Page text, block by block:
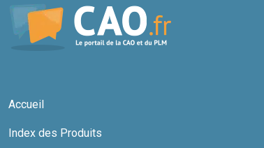
Accueil
Index des Produits